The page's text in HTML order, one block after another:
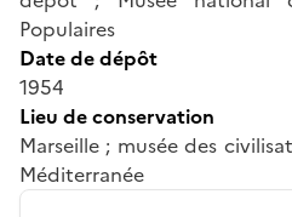
Populaires
Date de dépôt
1954
Lieu de conservation
Marseille ; musée des
Méditerranée